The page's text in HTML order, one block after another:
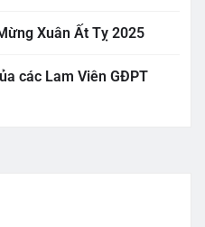
Xuân Ất Tỵ 2025
các Lam Viên GĐPT